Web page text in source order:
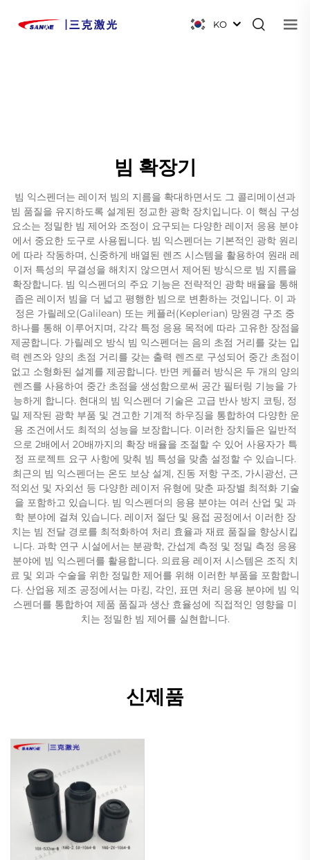
KO
빔 확장기
빔 익스펜더는 레이저 빔의 지름을 확대하면서도 그 콜리메이션과
빔 품질을 유지하도록 설계된 정교한 광학 장치입니다. 이 핵심 구성
요소는 정밀한 빔 제어와 조정이 요구되는 다양한 레이저 응용 분야
에서 중요한 도구로 사용됩니다. 빔 익스펜더는 기본적인 광학 원리
에 따라 작동하며, 신중하게 배열된 렌즈 시스템을 활용하여 원래 레
이저 특성의 무결성을 해치지 않으면서 제어된 방식으로 빔 지름을
확장합니다. 빔 익스펜더의 주요 기능은 전략적인 광학 배율을 통해
좁은 레이저 빔을 더 넓고 평행한 빔으로 변환하는 것입니다. 이 과
정은 가릴레오(Galilean) 또는 케플러(Keplerian) 망원경 구조 중
하나를 통해 이루어지며, 각각 특정 응용 목적에 따라 고유한 장점을
제공합니다. 가릴레오 방식 빔 익스펜더는 음의 초점 거리를 갖는 입
력 렌즈와 양의 초점 거리를 갖는 출력 렌즈로 구성되어 중간 초점이
없고 소형화된 설계를 제공합니다. 반면 케플러 방식은 두 개의 양의
렌즈를 사용하여 중간 초점을 생성함으로써 공간 필터링 기능을 가
능하게 합니다. 현대의 빔 익스펜더 기술은 고급 반사 방지 코팅, 정
밀 제작된 광학 부품 및 견고한 기계적 하우징을 통합하여 다양한 운
용 조건에서도 최적의 성능을 보장합니다. 이러한 장치들은 일반적
으로 2배에서 20배까지의 확장 배율을 조절할 수 있어 사용자가 특
정 프로젝트 요구 사항에 맞춰 빔 특성을 맞춤 설정할 수 있습니다.
최근의 빔 익스펜더는 온도 보상 설계, 진동 저항 구조, 가시광선, 근
적외선 및 자외선 등 다양한 레이저 유형에 맞춘 파장별 최적화 기술
을 포함하고 있습니다. 빔 익스펜더의 응용 분야는 여러 산업 및 과
학 분야에 걸쳐 있습니다. 레이저 절단 및 용접 공정에서 이러한 장
치는 빔 전달 경로를 최적화하여 처리 효율과 재료 품질을 향상시킵
니다. 과학 연구 시설에서는 분광학, 간섭계 측정 및 정밀 측정 응용
분야에 빔 익스펜더를 활용합니다. 의료용 레이저 시스템은 조직 치
료 및 외과 수술을 위한 정밀한 제어를 위해 이러한 부품을 포함합니
다. 산업용 제조 공정에서는 마킹, 각인, 표면 처리 응용 분야에 빔 익
스펜더를 통합하여 제품 품질과 생산 효율성에 직접적인 영향을 미
치는 정밀한 빔 제어를 실현합니다.
신제품